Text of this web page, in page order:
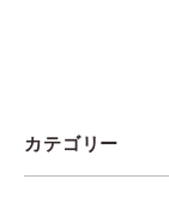
カテゴリー